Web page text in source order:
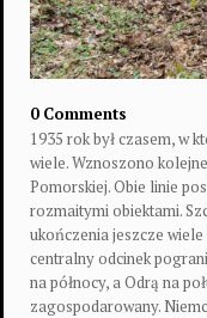
0 Comments
1935 rok był czasem, w
wiele. Wznoszono
Pomorskiej. Obie linie
rozmaitymi obiektami.
ukończenia jeszcze
centralny odcinek
na północy, a Odrą na
zagospodarowany.